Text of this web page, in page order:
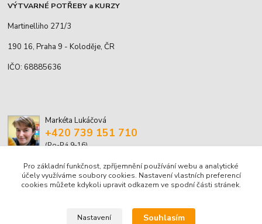
VÝTVARNÉ POTŘEBY a KURZY
Martinelliho 271/3
190 16, Praha 9 - Koloděje, ČR
IČO: 68885636
Markéta Lukáčová
+420 739 151 710
(Po-Pá 9-16)
marketa.lukacova@volny.cz
Pro základní funkčnost, zpříjemnění používání webu a analytické
účely využíváme soubory cookies. Nastavení vlastních preferencí
cookies můžete kdykoli upravit odkazem ve spodní části stránek.
Nastavení Souhlasím